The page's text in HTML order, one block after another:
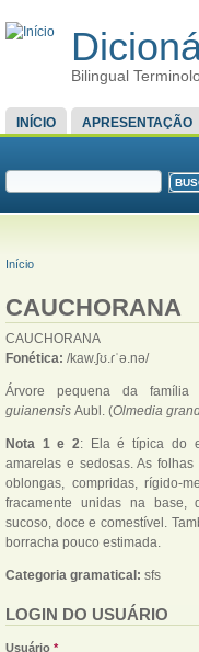
Bilingual
MENU PRINCIPAL
INÍCIO APRESENTAÇÃO
FORMULÁRIO DE
VOCÊ ESTÁ AQUI
Início
CAUCHORANA
CAUCHORANA
Fonética: /kaw.ʃʊ.ɾˈə.nə/
Árvore pequena da
guianensis Aubl. (Olmedia
Nota 1 e 2: Ela é típica do
amarelas e sedosas. As
oblongas, compridas, rígido-
fracamente unidas na base,
sucoso, doce e comestível.
borracha pouco estimada.
Categoria gramatical: sfs
LOGIN DO USUÁRIO
Usuário *